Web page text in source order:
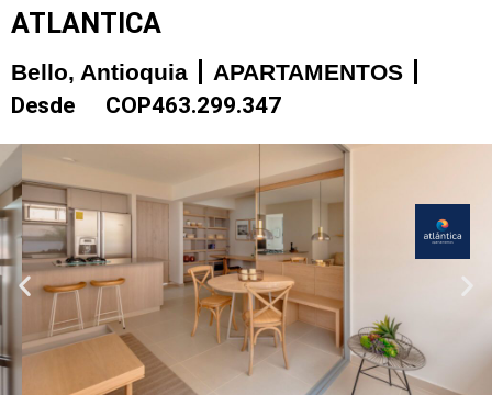
ATLANTICA
Bello, Antioquia APARTAMENTOS
Desde COP463.299.347